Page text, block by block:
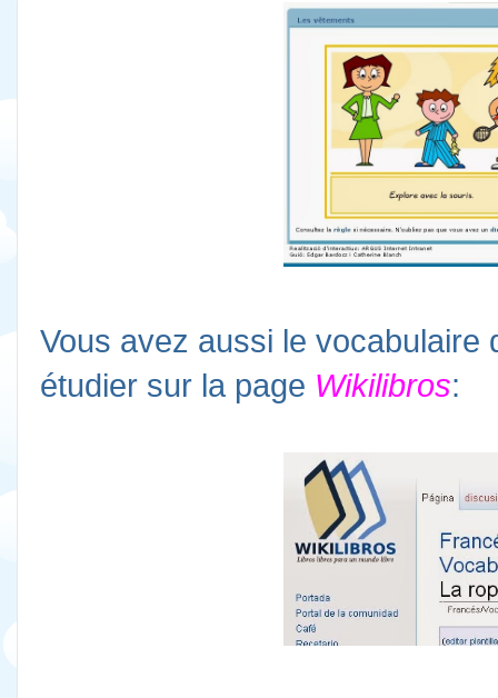
Vous avez aussi le vocabulaire
étudier sur la page Wikilibros: